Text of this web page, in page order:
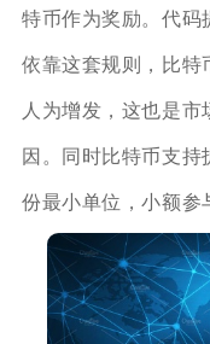
特币作为奖励。代码
依靠这套规则，比特
人为增发，这也是
因。同时比特币支
份最小单位，小额参